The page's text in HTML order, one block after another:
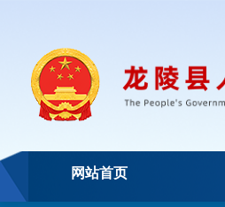
网站首页